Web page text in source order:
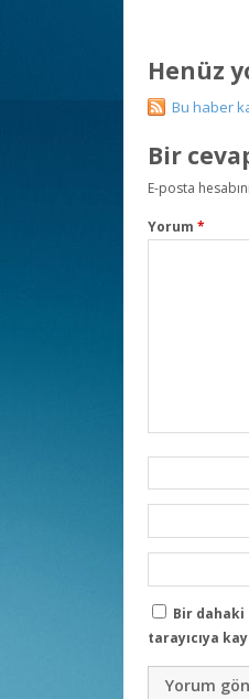
Henüz
Bu haber
Bir
E-posta
Yorum*
Bir dahaki
tarayıcıya